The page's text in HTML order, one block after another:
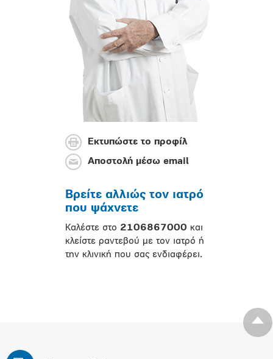
Εκτυπώστε το προφίλ
Αποστολή μέσω email
Βρείτε αλλιώς τον ιατρό
που ψάχνετε
Καλέστε στο 2106867000 και
κλείστε ραντεβού με τον ιατρό ή
την κλινική που σας ενδιαφέρει.